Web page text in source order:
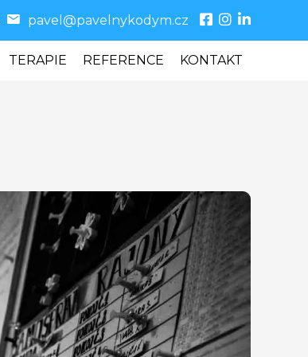
pavel@pavelnykodym.cz
TERAPIE REFERENCE KONTAKT